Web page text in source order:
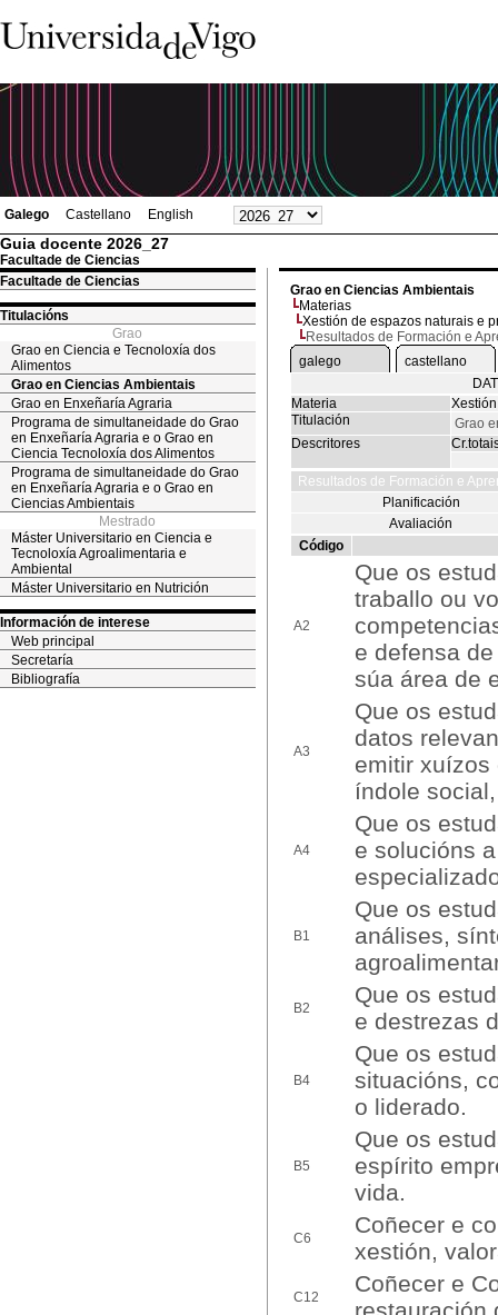
Galego Castellano English
Guia docente 2026_27
Facultade de Ciencias
Facultade de Ciencias
Titulacións
Grao
Grao en Ciencia e Tecnoloxía dos
Alimentos
Grao en Ciencias Ambientais
Grao en Enxeñaría Agraria
Programa de simultaneidade do Grao
en Enxeñaría Agraria e o Grao en
Ciencia Tecnoloxía dos Alimentos
Programa de simultaneidade do Grao
en Enxeñaría Agraria e o Grao en
Ciencias Ambientais
Mestrado
Máster Universitario en Ciencia e
Tecnoloxía Agroalimentaria e
Ambiental
Máster Universitario en Nutrición
Información de interese
Web principal
Secretaría
Bibliografía
Grao en Ciencias Ambientais
Materias
Xestión de espazos naturais e
Resultados de Formación e
galego
castellano
Materia
Titulación
Grao
Descritores
Resultados de Formación e
Planificación
Avaliación
Código
A2
Que os
traballo ou
e defensa
súa área de
A3
Que os
datos
emitir xuízos
índole
A4
Que os
e solucións
B1
Que os
análises,
B2
Que os
e destrezas
B4
Que os
situacións,
o liderado.
B5
Que os
espírito
vida.
C6
Coñecer e
xestión,
C12
Coñecer e